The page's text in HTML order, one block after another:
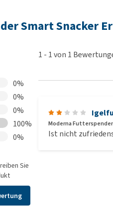
Smart Snacker
0%
0%
0%
100%
0%
Sie
1 - 1von 1
Moderna Futterspender
Ist nicht